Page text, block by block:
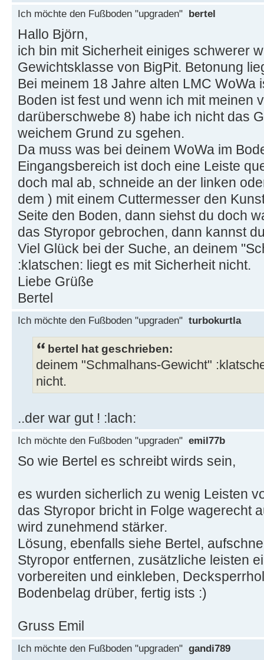
Ich möchte den Fußboden "upgraden" bertel
Hallo Björn,
ich bin mit Sicherheit einiges schwerer
Gewichtsklasse von BigPit. Betonung
Bei meinem 18 Jahre alten LMC WoWa
Boden ist fest und wenn ich mit meinen
darüberschwebe 8) habe ich nicht das
weichem Grund zu sgehen.
Da muss was bei deinem WoWa im
Eingangsbereich ist doch eine Leiste
doch mal ab, schneide an der linken
dem ) mit einem Cuttermesser den
Seite den Boden, dann siehst du doch
das Styropor gebrochen, dann kannst
Viel Glück bei der Suche, an deinem
:klatschen: liegt es mit Sicherheit nicht.
Liebe Grüße
Bertel
Ich möchte den Fußboden "upgraden" turbokurtla
bertel hat geschrieben:
deinem "Schmalhans-Gewicht"
nicht.
..der war gut ! :lach:
Ich möchte den Fußboden "upgraden" emil77b
So wie Bertel es schreibt wirds sein,
es wurden sicherlich zu wenig Leisten
das Styropor bricht in Folge wagerecht
wird zunehmend stärker.
Lösung, ebenfalls siehe Bertel,
Styropor entfernen, zusätzliche leisten
vorbereiten und einkleben,
Bodenbelag drüber, fertig ists :)
Gruss Emil
Ich möchte den Fußboden "upgraden" gandi789